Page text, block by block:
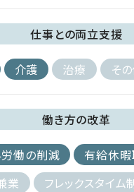
仕事との両立支援
介護 治療 そ
働き方の改革
働の削減
有給休
業
フレックスタイム